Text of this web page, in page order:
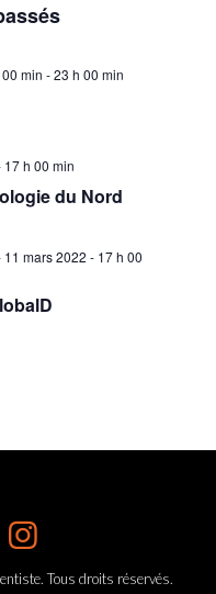
de
min -23 h 00 min
17 h 00 min
du Nord
11 mars 2022 - 17 h 00
Tous droits réservés.